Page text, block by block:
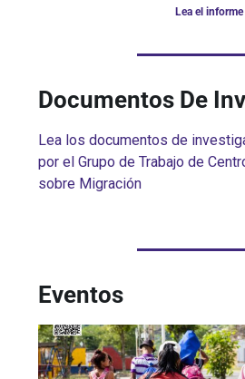
Lea el informe
Documentos De
Lea los documentos de
por el Grupo de Trabajo de
sobre Migración
Eventos